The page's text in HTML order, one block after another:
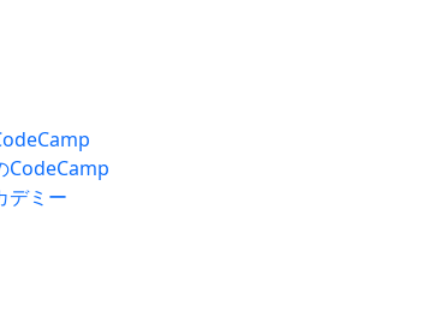
CodeCamp
デミー